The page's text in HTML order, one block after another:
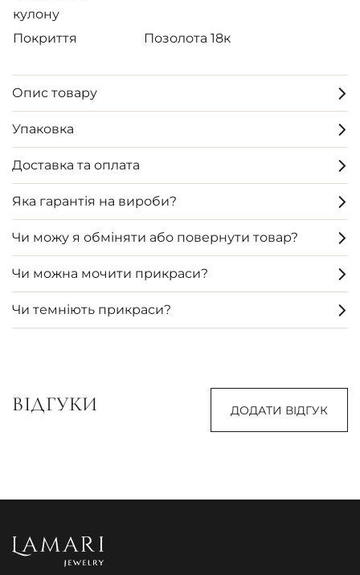
кулону
Покриття Позолота 18к
Опис товару
Упаковка
Доставка та оплата
Яка гарантія на вироби?
Чи можу я обміняти або повернути товар?
Чи можна мочити прикраси?
Чи темніють прикраси?
ВІДГУКИ ДОДАТИ ВІДГУК